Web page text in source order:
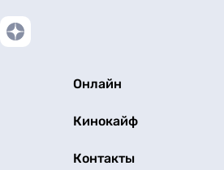
Онлайн
Кинокайф
Контакты